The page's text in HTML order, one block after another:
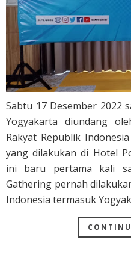
Sabtu 17 Desember 2022
Yogyakarta diundang
Rakyat Republik
yang dilakukan di Hotel
ini baru pertama kali
Gathering pernah
Indonesia termasuk